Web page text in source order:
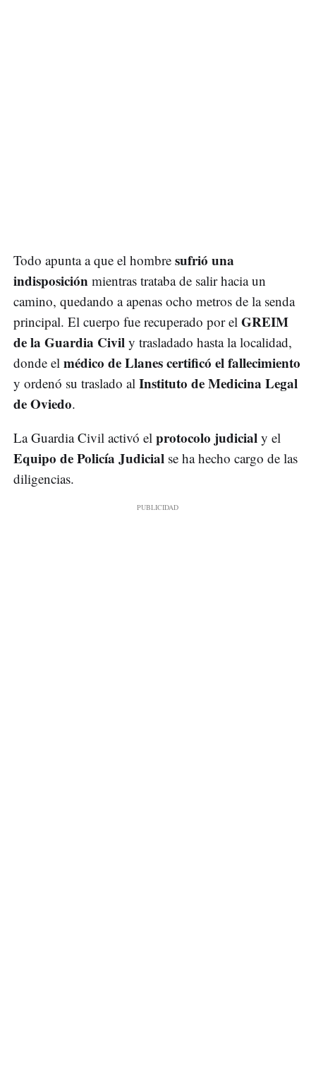
Todo apunta a que el hombre sufrió una
indisposición mientras trataba de salir hacia un
camino, quedando a apenas ocho metros de la senda
principal. El cuerpo fue recuperado por el GREIM
de la Guardia Civil y trasladado hasta la localidad,
donde el médico de Llanes certificó el fallecimiento
y ordenó su traslado al Instituto de Medicina Legal
de Oviedo.
La Guardia Civil activó el protocolo judicial y el
Equipo de Policía Judicial se ha hecho cargo de las
diligencias.